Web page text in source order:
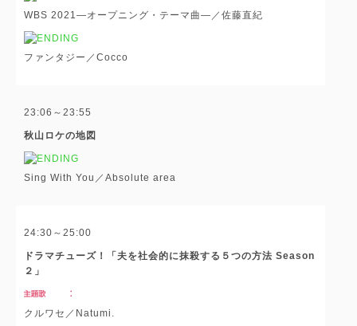
WBS 2021―オープニング・テーマ曲―／佐藤直紀
ファンタジー／Cocco
23:06～23:55
秋山ロケの地図
Sing With You／Absolute area
24:30～25:00
ドラマチューズ！「夫を社会的に抹殺する５つの方法 Season
２」
クルワセ／Natumi.